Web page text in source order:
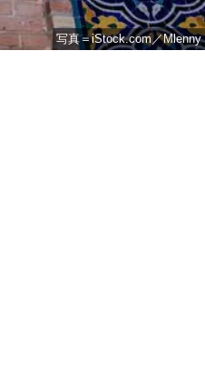
写真＝iStock.com／Mlenny